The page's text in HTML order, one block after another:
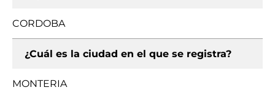
CORDOBA
¿Cuál es la ciudad en el que se registra?
MONTERIA